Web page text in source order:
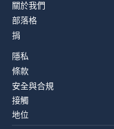
關於我們
部落格
捐
隱私
條款
安全與合規
接觸
地位